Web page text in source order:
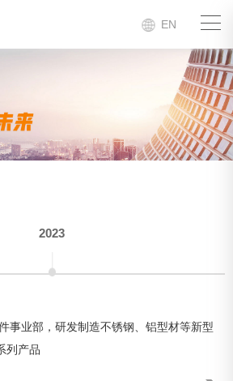
EN
2023
事业部，研发制造不锈钢、铝型材等新型
列产品